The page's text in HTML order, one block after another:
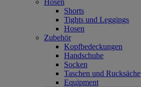
Hosen
Shorts
Tights und Leggings
Hosen
Zubehör
Kopfbedeckungen
Handschuhe
Socken
Taschen und Rucksäche
Equipment